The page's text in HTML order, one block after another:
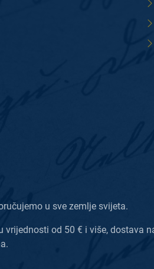
u sve zemlje svijeta.
vrijednosti od 50 € i više, dostava